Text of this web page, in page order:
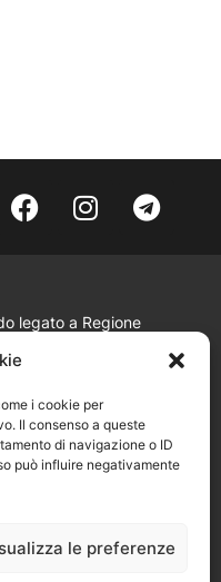
i cookie per
Il consenso a queste
di navigazione o ID
può influire negativamente
le preferenze
legato a Regione